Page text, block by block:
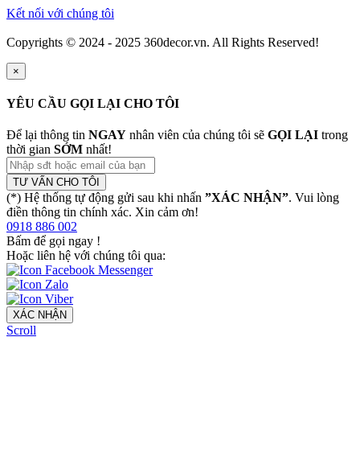
Kết nối với chúng tôi
Copyrights © 2024 - 2025 360decor.vn. All Rights Reserved!
×
YÊU CẦU GỌI LẠI CHO TÔI
Để lại thông tin NGAY nhân viên của chúng tôi sẽ GỌI LẠI trong
thời gian SỚM nhất!
TƯ VẤN CHO TÔI
(*) Hệ thống tự động gửi sau khi nhấn ”XÁC NHẬN”. Vui lòng
điền thông tin chính xác. Xin cảm ơn!
0918 886 002
Bấm để gọi ngay !
Hoặc liên hệ với chúng tôi qua:
XÁC NHẬN
Scroll